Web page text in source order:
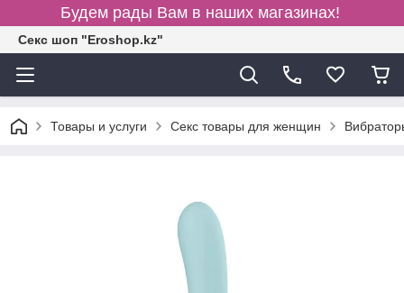
Будем рады Вам в наших магазинах!
Секс шоп "Eroshop.kz"
Товары и услуги Секс товары для женщин